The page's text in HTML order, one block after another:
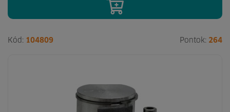
Kód: 104809 Pontok: 264